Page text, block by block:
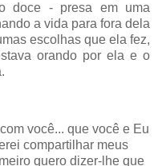
doce - presa em uma
a vida para fora dela
escolhas que ela fez,
orando por ela e o
você... que você e Eu
compartilhar meus
quero dizer-lhe que